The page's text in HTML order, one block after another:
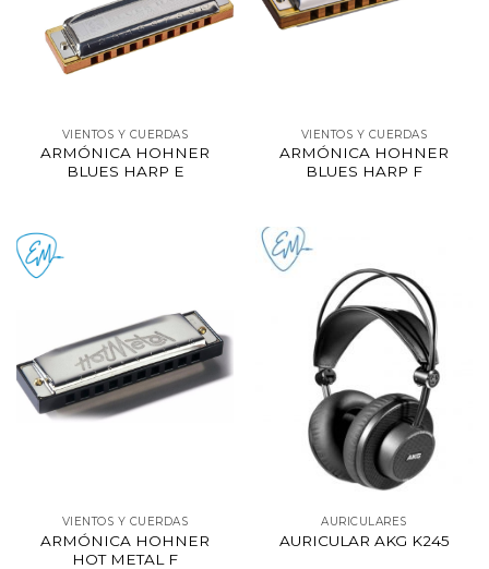
VIENTOS Y CUERDAS
ARMÓNICA HOHNER
BLUES HARP E
VIENTOS Y CUERDAS
ARMÓNICA HOHNER
BLUES HARP F
VIENTOS Y CUERDAS
ARMÓNICA HOHNER
HOT METAL F
AURICULARES
AURICULAR AKG K245